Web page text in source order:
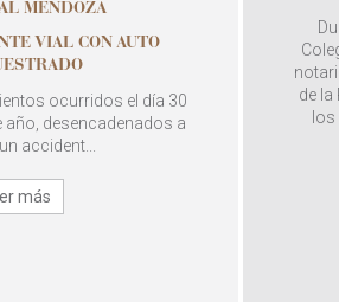
MENDOZA
VIAL CON AUTO
ocurridos el día 30
año, desencadenados a
accident...
más
de